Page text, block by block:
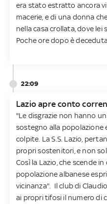
era stato estratto ancora
macerie, e di una donna
nella casa crollata, dove lei
Poche ore dopo è
22:09
Lazio apre conto
"Le disgrazie non hanno
sostegno alla popolazione
colpite. La S.S. Lazio,
propri sostenitori, e non
Così la Lazio, che scende
popolazione albanese
vicinanza". Il club di
ai propri tifosi il numero di